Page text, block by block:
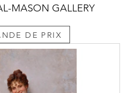
MASON GALLERY
DE PRIX